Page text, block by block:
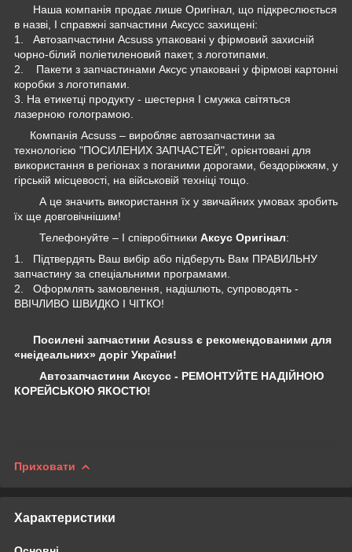
Наша компанія продає лише Оригінал, що підкреслюється
в назві, І справжні запчастини Аксусс захищені:
1. Автозапчастини Acsuss упаковані у фірмовий захисній
чорно-білий поліетиленовий пакет, з логотипами.
2. Пакети з запчастинами Аксус упаковані у фірмові картонні
коробки з логотипами.
3. На етикетці продукту - шестерня І смужка світяться
лазерною голограмою.
Компанія Acsuss – виробляє автозапчастини за
технологією "ПОСИЛЕНИХ ЗАПЧАСТЕЙ", орієнтовані для
використання в регіонах з поганими дорогами, бездоріжжям, у
гірській місцевості, на військовій техніці тощо.
А це значить використання їх у звичайних умовах зробить
їх ще довговічнішим!
Телефонуйте – І співробітники Аксус Оригінал:
1. Підтвердять Ваш вибір або підберуть Вам ПРАВИЛЬНУ
запчастину за спеціальними програмами.
2. Оформлять замовлення, надішлють, супроводять -
ВВІЧЛИВО ШВИДКО І ЧІТКО!
Посилені запчастини Acsuss є рекомендованими для
«неідеальних» доріг України!
Автозапчастини Аксусс - РЕМОНТУЙТЕ НАДІЙНОЮ
КОРЕЙСЬКОЮ ЯКОСТЮ!
Приховати
Характеристики